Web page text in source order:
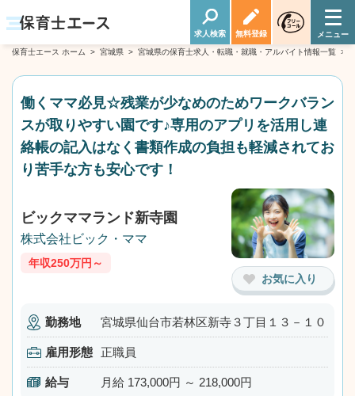
求人検索 無料登録
保育士エース ホーム > 宮城県 > 宮城県の保育士求人・転職・就職・アルバイト情報一覧 >
働くママ必見☆残業が少なめのためワークバラン
スが取りやすい園です♪専用のアプリを活用し連
絡帳の記入はなく書類作成の負担も軽減されてお
り苦手な方も安心です！
お気に入り
ビックママランド新寺園
株式会社ビック・ママ
年収250万円～
勤務地 宮城県仙台市若林区新寺３丁目１３－１０
雇用形態 正職員
給与 月給 173,000円 ～ 218,000円